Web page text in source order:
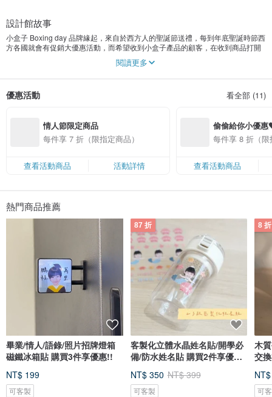
設計館故事
小盒子 Boxing day 品牌緣起，來自於西方人的聖誕節送禮，每到年底聖誕時節西
方各國就會有促銷大優惠活動，而希望收到小盒子產品的顧客，在收到商品打開
Boxing 禮物時都有滿滿的幸福感。
可以客製訂購專屬的樣式，也是小盒子重要的服務之一。
搜尋 "小盒子Boxingday" 就能找到我們喔～
閱讀更多
優惠活動 看全部 (11)
情人節限定商品
每件享 7 折（限指定商品）
查看活動商品 活動詳情
偷偷給你小優惠
每件享 8 折（
查看活動商品
熱門商品推薦
畢業/情人/語錄/照片招牌燈箱
磁鐵冰箱貼 購買3件享優惠!!
NT$ 199
可客製
87 折
客製化立體水晶姓名貼/開學必
備/防水姓名貼 購買2件享優
NT$ 350 NT$ 399
可客製
8 折
木
交
可